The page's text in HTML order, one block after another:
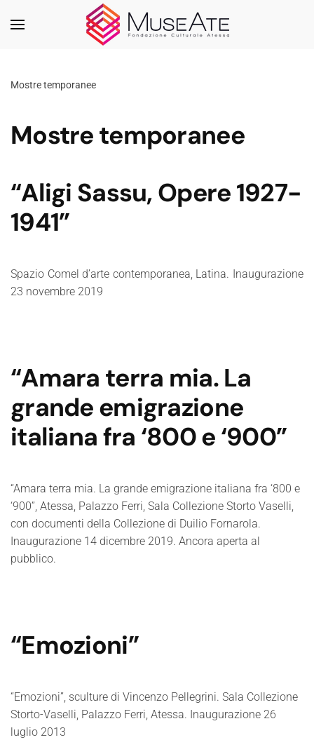
Skip to main content
Mostre temporanee
Mostre temporanee
“Aligi Sassu, Opere 1927-
1941”
Spazio Comel d’arte contemporanea, Latina. Inaugurazione
23 novembre 2019
“Amara terra mia. La
grande emigrazione
italiana fra ‘800 e ‘900”
“Amara terra mia. La grande emigrazione italiana fra ‘800 e
‘900”, Atessa, Palazzo Ferri, Sala Collezione Storto Vaselli,
con documenti della Collezione di Duilio Fornarola.
Inaugurazione 14 dicembre 2019. Ancora aperta al
pubblico.
“Emozioni”
“Emozioni”, sculture di Vincenzo Pellegrini. Sala Collezione
Storto-Vaselli, Palazzo Ferri, Atessa. Inaugurazione 26
luglio 2013